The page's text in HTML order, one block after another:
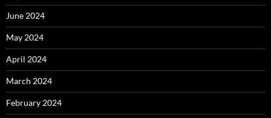
June 2024
May 2024
April 2024
March 2024
February 2024